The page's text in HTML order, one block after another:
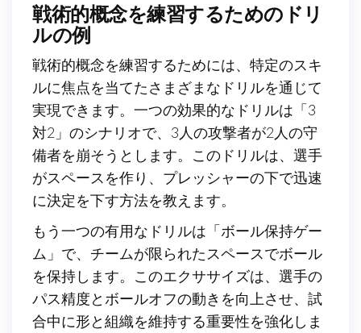
戦術的概念を練習するためのドリ
ルの例
戦術的概念を練習するためには、特定のスキ
ルに焦点を当てたさまざまなドリルを通じて
実現できます。一つの効果的なドリルは「3
対2」のシナリオで、3人の攻撃者が2人の守
備者を崩そうとします。このドリルは、選手
がスペースを作り、プレッシャーの下で迅速
に決定を下す方法を教えます。
もう一つの有用なドリルは「ボール保持ゲー
ム」で、チームが限られたスペースでボール
を保持します。このエクササイズは、選手の
パス精度とボールオフの動きを向上させ、試
合中に形と組織を維持する重要性を強化しま